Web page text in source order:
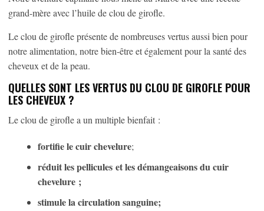
grand-mère avec l’huile de clou de girofle.
Le clou de girofle présente de nombreuses vertus aussi bien pour
notre alimentation, notre bien-être et également pour la santé des
cheveux et de la peau.
QUELLES SONT LES VERTUS DU CLOU DE GIROFLE POUR
LES CHEVEUX ?
Le clou de girofle a un multiple bienfait :
fortifie le cuir chevelure;
réduit les pellicules et les démangeaisons du cuir
chevelure ;
stimule la circulation sanguine;